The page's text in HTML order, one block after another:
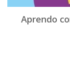
Aprendo